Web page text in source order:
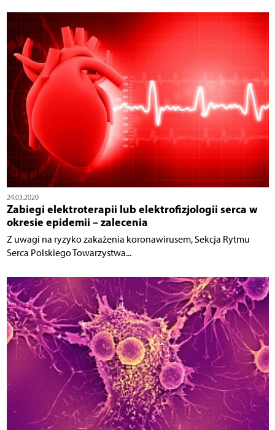
24.03.2020
Zabiegi elektroterapii lub elektrofizjologii serca w
okresie epidemii – zalecenia
Z uwagi na ryzyko zakażenia koronawirusem, Sekcja Rytmu
Serca Polskiego Towarzystwa...